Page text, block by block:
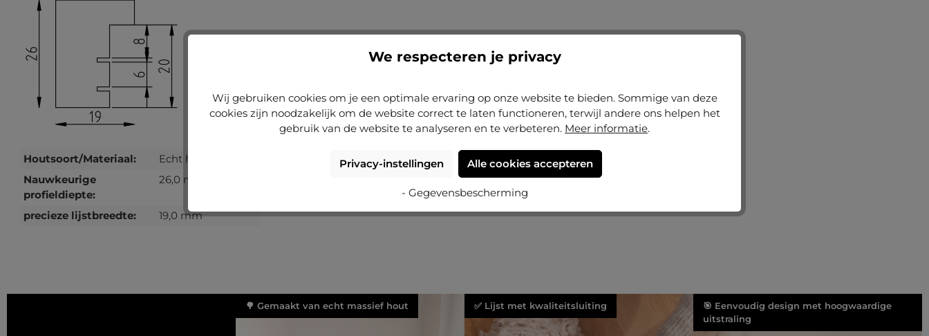
Houtsoort/Materiaal:
Echt hout
Nauwkeurige
profieldiepte:
26,0 mm
precieze lijstbreedte: 19,0 mm
🌳 Gemaakt van echt massief hout ✅ Lijst met kwaliteitsluiting
🎯 Eenvoudig design met hoogwaardige
uitstraling
We respecteren je privacy
Wij gebruiken cookies om je een optimale ervaring op onze website te bieden. Sommige van deze
cookies zijn noodzakelijk om de website correct te laten functioneren, terwijl andere ons helpen het
gebruik van de website te analyseren en te verbeteren. Meer informatie.
Privacy-instellingen Alle cookies accepteren
- Gegevensbescherming